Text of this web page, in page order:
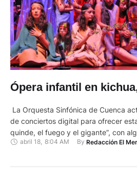
Ópera infantil en
La Orquesta Sinfónica de Cuenca
de conciertos digital para ofrecer
quinde, el fuego y el gigante”, con
idioma kichua, lengua en la que el
se activará …
abril 18, 8:04 AM By Redacción El